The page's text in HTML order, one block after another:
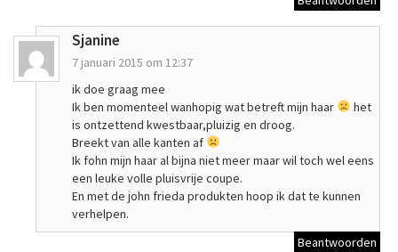
Sjanine
7 januari 2015 om 12:37
ik doe graag mee
Ik ben momenteel wanhopig wat betreft mijn haar
het
is ontzettend kwestbaar,pluizig en droog.
Breekt van alle kanten af
Ik fohn mijn haar al bijna niet meer maar wil toch wel eens
een leuke volle pluisvrije coupe.
En met de john frieda produkten hoop ik dat te kunnen
verhelpen.
Beantwoorden